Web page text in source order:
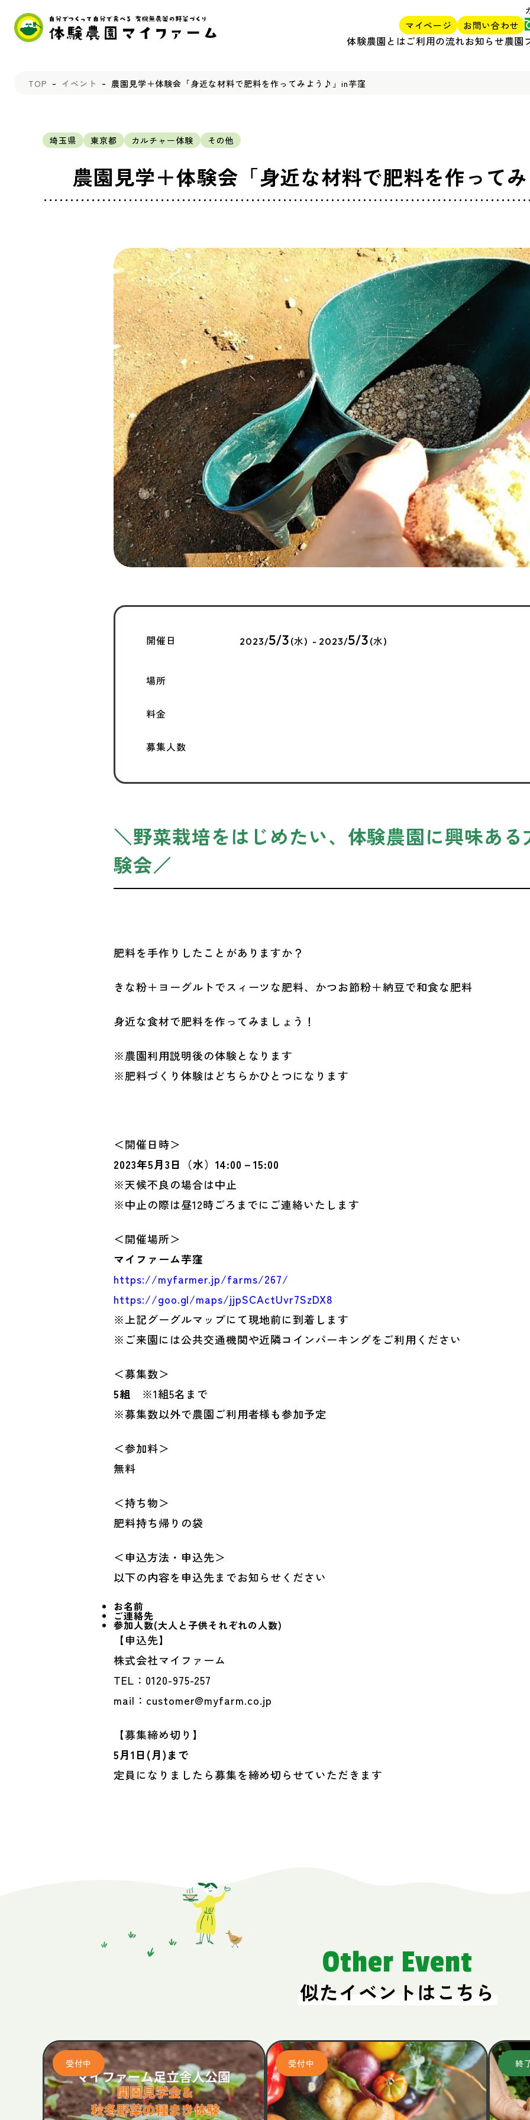
マイページ お問い合わせ
体験農園とはご利用の流れお知らせ農園
TOP イベント 農園見学＋体験会「身近な材料で肥料を作ってみよう♪」in芋窪
埼玉県 東京都 カルチャー体験 その他
農園見学＋体験会「身近な材料で肥料を作って
開催日 2023/5/3 (水) - 2023/5/3 (水)
場所
料金
募集人数
＼野菜栽培をはじめたい、体験農園に興味あ
験会／
肥料を手作りしたことがありますか？
きな粉＋ヨーグルトでスィーツな肥料、かつお節粉＋納豆で和食な肥料
身近な食材で肥料を作ってみましょう！
※農園利用説明後の体験となります
※肥料づくり体験はどちらかひとつになります
＜開催日時＞
2023年5月3日（水）14:00－15:00
※天候不良の場合は中止
※中止の際は昼12時ごろまでにご連絡いたします
＜開催場所＞
マイファーム芋窪
https://myfarmer.jp/farms/267/
https://goo.gl/maps/jjpSCActUvr7SzDX8
※上記グーグルマップにて現地前に到着します
※ご来園には公共交通機関や近隣コインパーキングをご利用ください
＜募集数＞
5組 ※1組5名まで
※募集数以外で農園ご利用者様も参加予定
＜参加料＞
無料
＜持ち物＞
肥料持ち帰りの袋
＜申込方法・申込先＞
以下の内容を申込先までお知らせください
お名前
ご連絡先
参加人数(大人と子供それぞれの人数)
【申込先】
株式会社マイファーム
TEL：0120-975-257
mail：customer@myfarm.co.jp
【募集締め切り】
5月1日(月)まで
定員になりましたら募集を締め切らせていただきます
Other Event
似たイベントはこちら